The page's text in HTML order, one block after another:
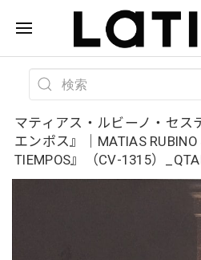
マティアス・ルビーノ・セス
エンポス』｜MATIAS RUBINO
TIEMPOS』（CV-1315）